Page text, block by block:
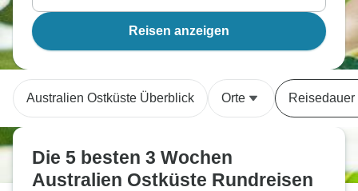
Reisen anzeigen
Australien Ostküste Überblick Orte Reisedauer
Die 5 besten 3 Wochen
Australien Ostküste Rundreisen